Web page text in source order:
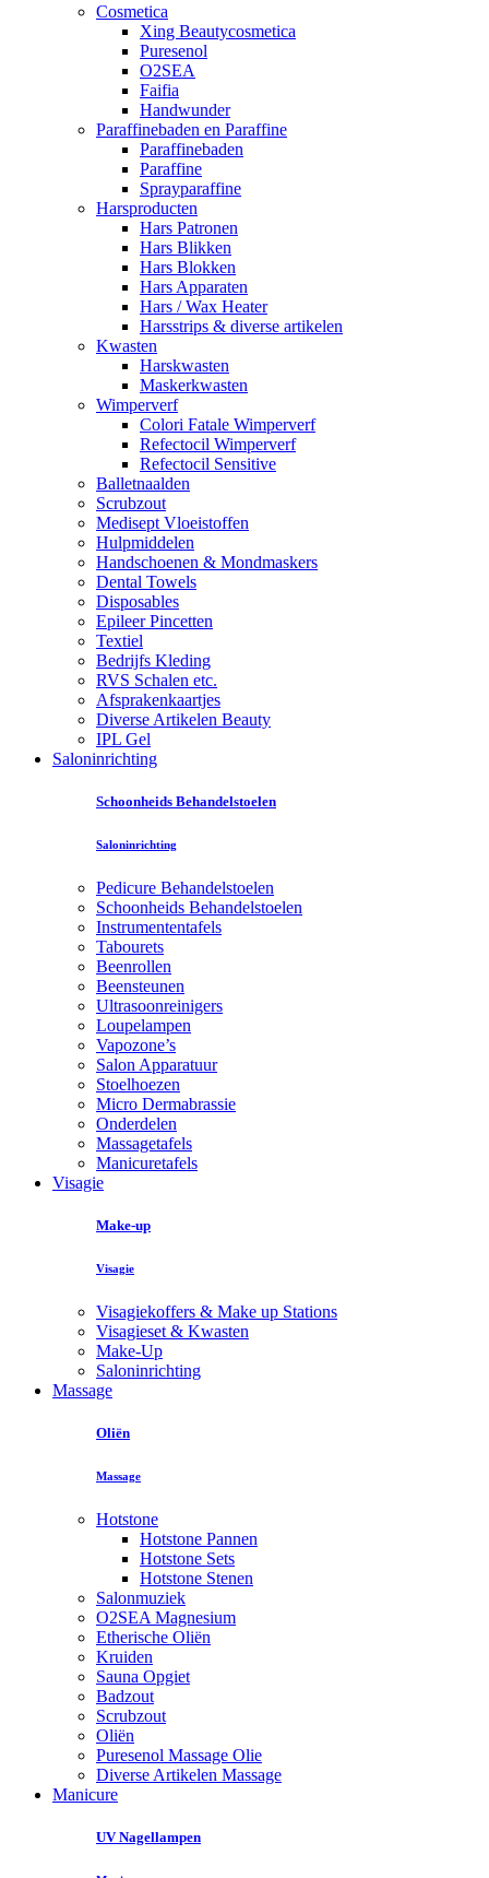
Cosmetica
Xing Beautycosmetica
Puresenol
O2SEA
Faifia
Handwunder
Paraffinebaden en Paraffine
Paraffinebaden
Paraffine
Sprayparaffine
Harsproducten
Hars Patronen
Hars Blikken
Hars Blokken
Hars Apparaten
Hars / Wax Heater
Harsstrips & diverse artikelen
Kwasten
Harskwasten
Maskerkwasten
Wimperverf
Colori Fatale Wimperverf
Refectocil Wimperverf
Refectocil Sensitive
Balletnaalden
Scrubzout
Medisept Vloeistoffen
Hulpmiddelen
Handschoenen & Mondmaskers
Dental Towels
Disposables
Epileer Pincetten
Textiel
Bedrijfs Kleding
RVS Schalen etc.
Afsprakenkaartjes
Diverse Artikelen Beauty
IPL Gel
Saloninrichting
Schoonheids Behandelstoelen
Saloninrichting
Pedicure Behandelstoelen
Schoonheids Behandelstoelen
Instrumententafels
Tabourets
Beenrollen
Beensteunen
Ultrasoonreinigers
Loupelampen
Vapozone’s
Salon Apparatuur
Stoelhoezen
Micro Dermabrassie
Onderdelen
Massagetafels
Manicuretafels
Visagie
Make-up
Visagie
Visagiekoffers & Make up Stations
Visagieset & Kwasten
Make-Up
Saloninrichting
Massage
Oliën
Massage
Hotstone
Hotstone Pannen
Hotstone Sets
Hotstone Stenen
Salonmuziek
O2SEA Magnesium
Etherische Oliën
Kruiden
Sauna Opgiet
Badzout
Scrubzout
Oliën
Puresenol Massage Olie
Diverse Artikelen Massage
Manicure
UV Nagellampen